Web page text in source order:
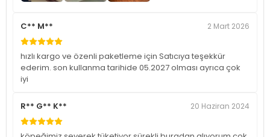
C** M** 2 Mart 2026
hızlı kargo ve özenli paketleme için Satıcıya teşekkür
ederim. son kullanma tarihide 05.2027 olması ayrıca çok
iyi
R** G** K** 20 Haziran 2024